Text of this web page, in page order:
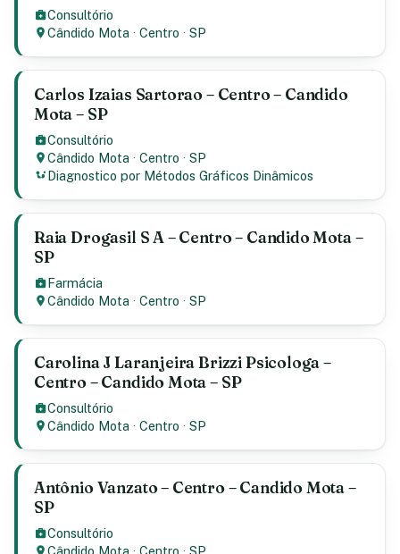
Consultório
Cândido Mota ·Centro ·SP
Carlos Izaias Sartorao – Centro – Candido
Mota – SP
Consultório
Cândido Mota ·Centro ·SP
Diagnostico por Métodos Gráficos Dinâmicos
Raia Drogasil S A – Centro – Candido Mota –
SP
Farmácia
Cândido Mota ·Centro ·SP
Carolina J Laranjeira Brizzi Psicologa –
Centro – Candido Mota – SP
Consultório
Cândido Mota ·Centro ·SP
Antônio Vanzato – Centro – Candido Mota –
SP
Consultório
Cândido Mota ·Centro ·SP